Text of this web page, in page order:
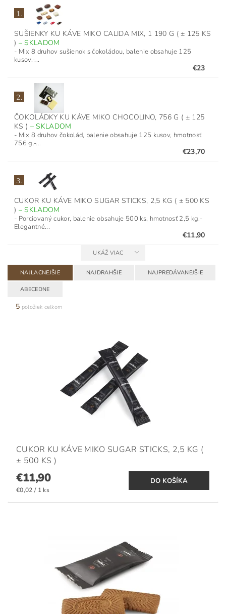
1.
SUŠIENKY KU KÁVE MIKO CALIDA MIX, 1 190 G ( ± 125 KS
) –SKLADOM
- Mix 8 druhov sušienok s čokoládou, balenie obsahuje 125
kusov.-...
€23
2.
ČOKOLÁDKY KU KÁVE MIKO CHOCOLINO, 756 G ( ± 125
KS ) –SKLADOM
- Mix 8 druhov čokolád, balenie obsahuje 125 kusov, hmotnosť
756 g.-...
€23,70
3.
CUKOR KU KÁVE MIKO SUGAR STICKS, 2,5 KG ( ± 500 KS
) –SKLADOM
- Porciovaný cukor, balenie obsahuje 500 ks, hmotnosť 2,5 kg.-
Elegantné...
€11,90
UKÁŽ VIAC
NAJLACNEJŠIE NAJDRAHŠIE NAJPREDÁVANEJŠIE
ABECEDNE
5 položiek celkom
CUKOR KU KÁVE MIKO SUGAR STICKS, 2,5 KG (
± 500 KS )
€11,90
€0,02 / 1 ks